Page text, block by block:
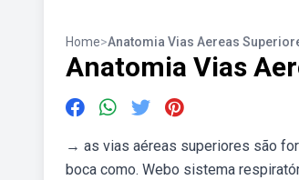
Home>Anatomia Vias Aereas
Anatomia Vias
→ as vias aéreas superiores são
boca como. Webo sistema